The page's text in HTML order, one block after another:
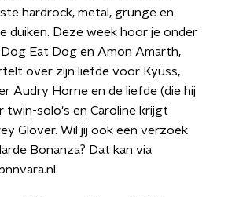
hardrock, metal, grunge en
duiken. Deze week hoor je onder
Eat Dog en Amon Amarth,
over zijn liefde voor Kyuss,
Audry Horne en de liefde (die hij
twin-solo's en Caroline krijgt
Glover. Wil jij ook een verzoek
Bonanza? Dat kan via